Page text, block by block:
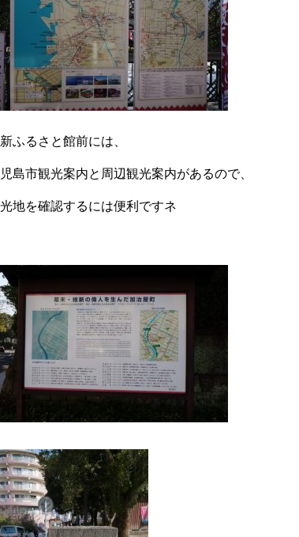
ふるさと館前には、
島市観光案内と周辺観光案内があるので、
地を確認するには便利ですネ